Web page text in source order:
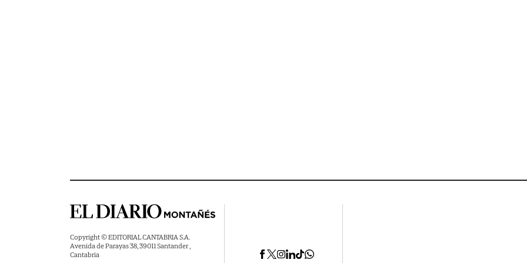
Copyright © EDITORIAL CANTABRIA S.A.
Avenida de Parayas 38, 39011 Santander ,
Cantabria